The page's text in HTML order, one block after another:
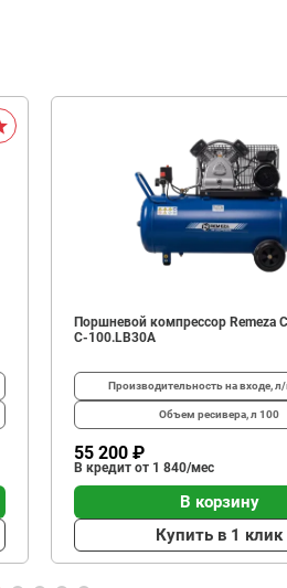
Поршневой компрессор Remeza
С-100.LB30A
Производительность на входе,
Объем ресивера, л 100
55 200 ₽
В кредит от 1 840/мес
В корзину
Купить в 1 клик